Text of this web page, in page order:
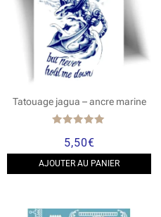
Tatouage jagua – ancre marine
5.00
sur 5
5,50€
AJOUTER AU PANIER